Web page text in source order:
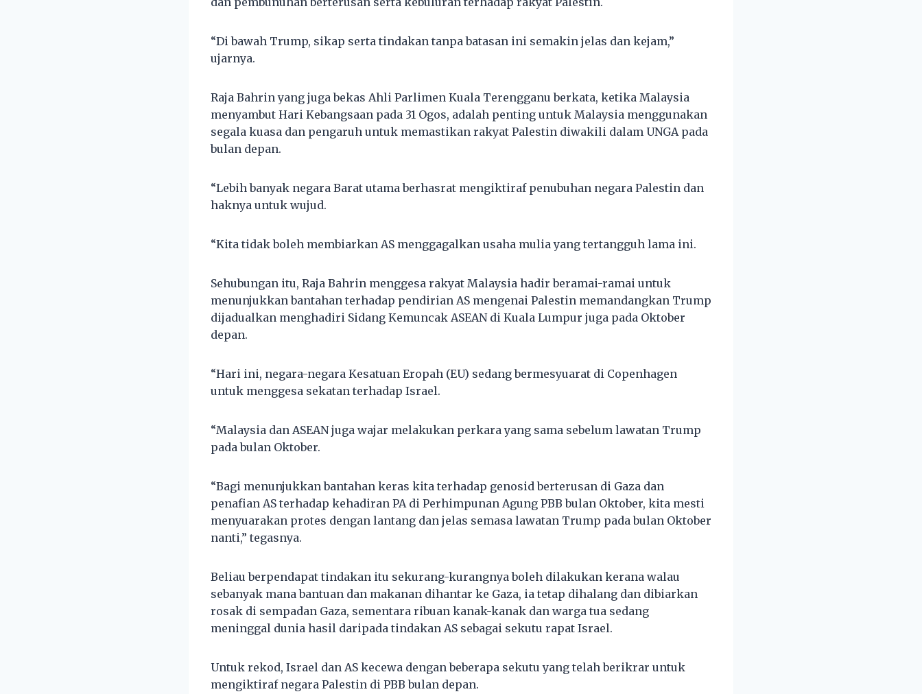
“Di bawah Trump, sikap serta tindakan tanpa batasan ini semakin jelas dan kejam,”
ujarnya.
Raja Bahrin yang juga bekas Ahli Parlimen Kuala Terengganu berkata, ketika Malaysia
menyambut Hari Kebangsaan pada 31 Ogos, adalah penting untuk Malaysia menggunakan
segala kuasa dan pengaruh untuk memastikan rakyat Palestin diwakili dalam UNGA pada
bulan depan.
“Lebih banyak negara Barat utama berhasrat mengiktiraf penubuhan negara Palestin dan
haknya untuk wujud.
“Kita tidak boleh membiarkan AS menggagalkan usaha mulia yang tertangguh lama ini.
Sehubungan itu, Raja Bahrin menggesa rakyat Malaysia hadir beramai-ramai untuk
menunjukkan bantahan terhadap pendirian AS mengenai Palestin memandangkan Trump
dijadualkan menghadiri Sidang Kemuncak ASEAN di Kuala Lumpur juga pada Oktober
depan.
“Hari ini, negara-negara Kesatuan Eropah (EU) sedang bermesyuarat di Copenhagen
untuk menggesa sekatan terhadap Israel.
“Malaysia dan ASEAN juga wajar melakukan perkara yang sama sebelum lawatan Trump
pada bulan Oktober.
“Bagi menunjukkan bantahan keras kita terhadap genosid berterusan di Gaza dan
penafian AS terhadap kehadiran PA di Perhimpunan Agung PBB bulan Oktober, kita mesti
menyuarakan protes dengan lantang dan jelas semasa lawatan Trump pada bulan Oktober
nanti,” tegasnya.
Beliau berpendapat tindakan itu sekurang-kurangnya boleh dilakukan kerana walau
sebanyak mana bantuan dan makanan dihantar ke Gaza, ia tetap dihalang dan dibiarkan
rosak di sempadan Gaza, sementara ribuan kanak-kanak dan warga tua sedang
meninggal dunia hasil daripada tindakan AS sebagai sekutu rapat Israel.
Untuk rekod, Israel dan AS kecewa dengan beberapa sekutu yang telah berikrar untuk
mengiktiraf negara Palestin di PBB bulan depan.